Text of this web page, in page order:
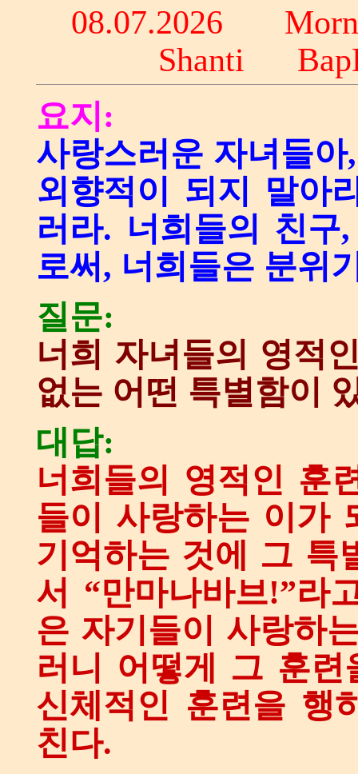
08.07.2026
Shanti
요지:
사랑스러운 자녀들
외향적이 되지 말아
러라. 너희들의 친
로써, 너희들은 분위
질문:
너희 자녀들의 영적
없는 어떤 특별함이
대답:
너희들의 영적인 훈
들이 사랑하는 이가
기억하는 것에 그 특
서 “만마나바브!”라
은 자기들이 사랑하
러니 어떻게 그 훈
신체적인 훈련을 행
친다.